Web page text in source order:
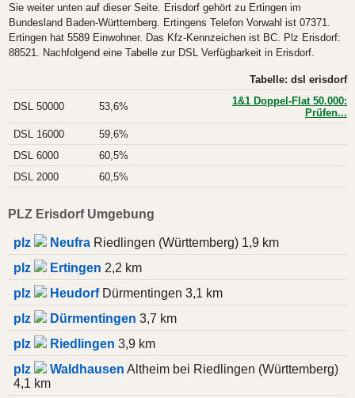
Sie weiter unten auf dieser Seite. Erisdorf gehört zu Ertingen im
Bundesland Baden-Württemberg. Ertingens Telefon Vorwahl ist 07371.
Ertingen hat 5589 Einwohner. Das Kfz-Kennzeichen ist BC. Plz Erisdorf:
88521. Nachfolgend eine Tabelle zur DSL Verfügbarkeit in Erisdorf.
Tabelle: dsl erisdorf
DSL 50000 53,6%
1&1 Doppel-Flat 50.000:
Prüfen...
DSL 16000
59,6%
DSL 6000
60,5%
DSL 2000
60,5%
PLZ Erisdorf Umgebung
plz Neufra Riedlingen (Württemberg) 1,9 km
plz
Ertingen 2,2 km
plz
HeudorfDürmentingen 3,1 km
plz
Dürmentingen 3,7 km
plz
Riedlingen 3,9 km
plz
Waldhausen Altheim bei Riedlingen (Württemberg)
4,1 km